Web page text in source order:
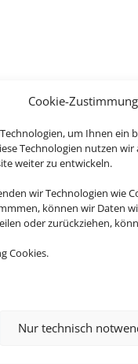
Cookie-
um Ihnen
Technologien nutzen
weiter zu entwickeln.
wir Technologien
können wir Daten
oder zurückziehen,
Cookies.
Nur technisch